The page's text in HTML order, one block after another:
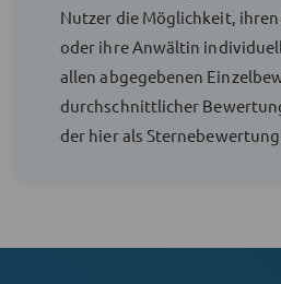
Nutzer die Möglichkeit,
oder ihre Anwältin
allen abgegebenen
durchschnittlicher
der hier als